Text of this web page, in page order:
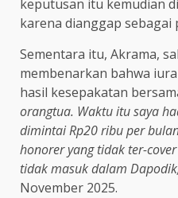
keputusan itu kemudian
karena dianggap sebagai
Sementara itu, Akrama,
membenarkan bahwa
hasil kesepakatan
orangtua. Waktu itu saya
dimintai Rp20 ribu per
honorer yang tidak ter-
tidak masuk dalam
November 2025.